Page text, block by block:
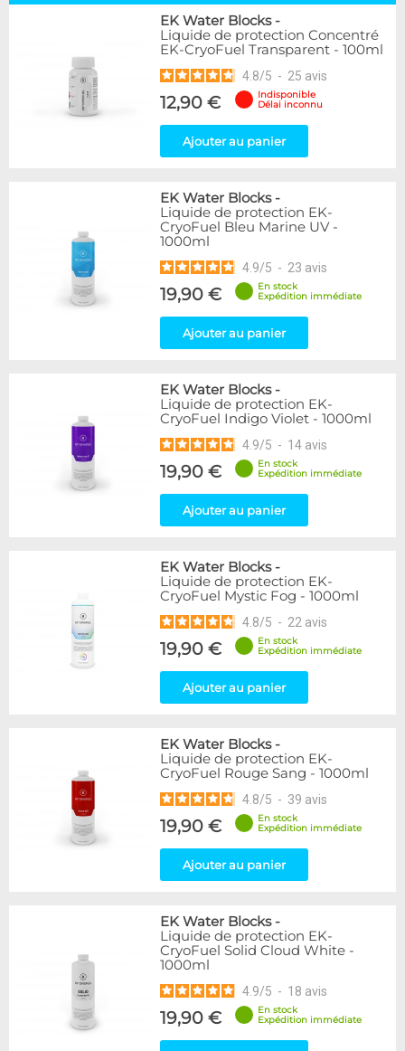
EK Water Blocks-
Liquide de protection Concentré
EK-CryoFuel Transparent - 100ml
4.8/5 - 25 avis
12,90 €
Indisponible
Délai inconnu
Ajouter au panier
EK Water Blocks-
Liquide de protection EK-
CryoFuel Bleu Marine UV -
1000ml
4.9/5 - 23 avis
19,90 €
En stock
Expédition immédiate
Ajouter au panier
EK Water Blocks-
Liquide de protection EK-
CryoFuel Indigo Violet - 1000ml
4.9/5 - 14 avis
19,90 €
En stock
Expédition immédiate
Ajouter au panier
EK Water Blocks-
Liquide de protection EK-
CryoFuel Mystic Fog - 1000ml
4.8/5 - 22 avis
19,90 €
En stock
Expédition immédiate
Ajouter au panier
EK Water Blocks-
Liquide de protection EK-
CryoFuel Rouge Sang - 1000ml
4.8/5 - 39 avis
19,90 €
En stock
Expédition immédiate
Ajouter au panier
EK Water Blocks-
Liquide de protection EK-
CryoFuel Solid Cloud White -
1000ml
4.9/5 - 18 avis
19,90 €
En stock
Expédition immédiate